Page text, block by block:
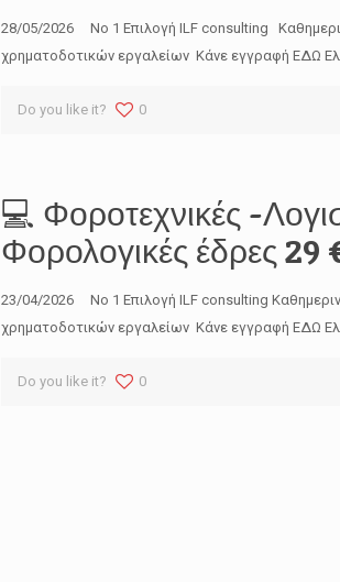
28/05/2026 No 1 Επιλογή ILF consulting
χρηματοδοτικών εργαλείων Κάνε εγγραφή ΕΔΩ
Do you like it? 0
💻 Φοροτεχνικές -
Φορολογικές έδρες
23/04/2026 No 1 Επιλογή ILF consulting
χρηματοδοτικών εργαλείων Κάνε εγγραφή ΕΔΩ
Do you like it? 0